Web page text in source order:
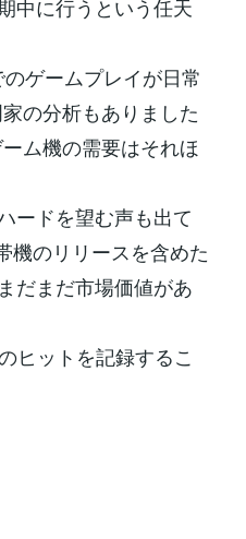
中に行うという任天
ゲームプレイが日常
の分析もありました
ム機の需要はそれほ
ードを望む声も出て
機のリリースを含めた
だまだ市場価値があ
ヒットを記録するこ